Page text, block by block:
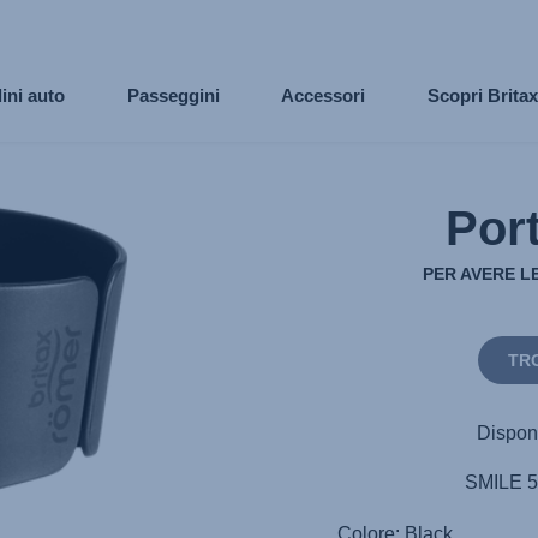
auto Passeggini Accessori Scopri
PER AVERE
SMILE
Colore: Black